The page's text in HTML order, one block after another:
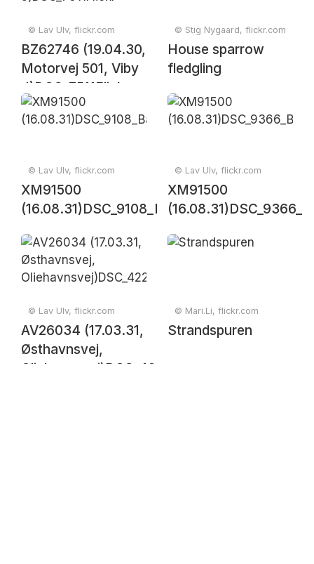
© Lav Ulv, flickr.com
BZ62746 (19.04.30,
Motorvej 501, Viby
J)DSC_7511Flickr
© Stig Nygaard, flickr.com
House sparrow
fledgling
© Lav Ulv, flickr.com
XM91500
(16.08.31)DSC_9108_Balancer
© Lav Ulv, flickr.com
XM91500
© Lav Ulv, flickr.com
AV26034 (17.03.31,
Østhavnsvej,
Oliehavnsvej)DSC_4228_Optimizer
© Mari.Li, flickr.com
Strandspuren